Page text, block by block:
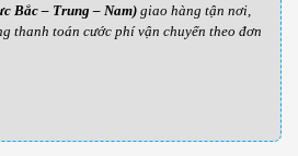
Bắc – Trung – Nam) giao hàng tận nơi,
thanh toán cước phí vận chuyển theo đơn